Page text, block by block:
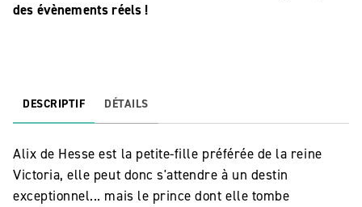
des évènements réels !
DESCRIPTIF DÉTAILS
Alix de Hesse est la petite-fille préférée de la reine
Victoria, elle peut donc s'attendre à un destin
exceptionnel... mais le prince dont elle tombe